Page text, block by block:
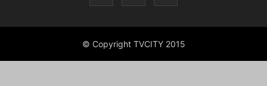
© Copyright TVCITY 2015